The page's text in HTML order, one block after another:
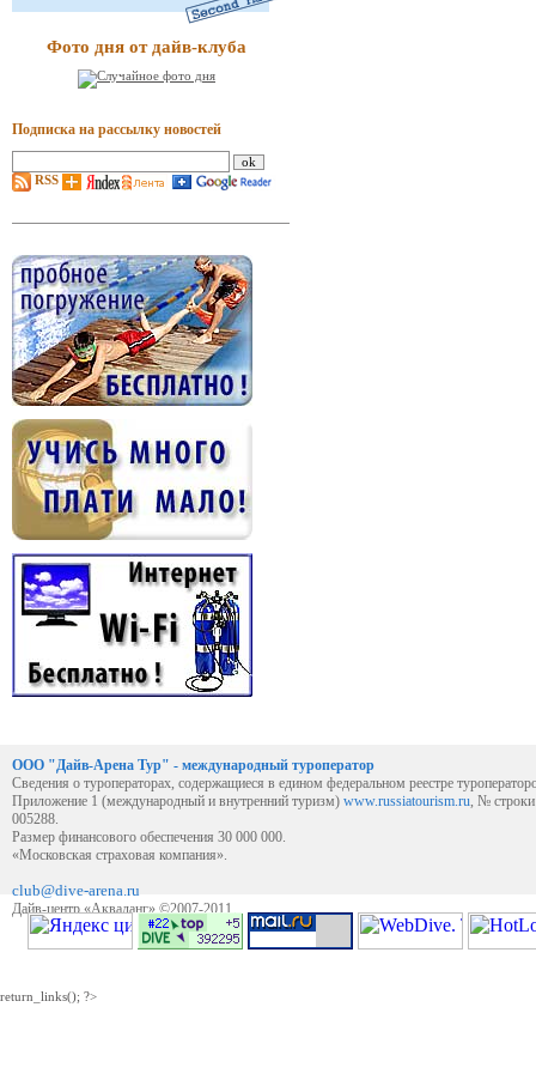
Фото дня от дайв-клуба
Подписка на рассылку новостей
RSS
ООО "Дайв-Арена Тур" - международный туроператор
Сведения о туроператорах, содержащиеся в едином федеральном реестре
Приложение 1 (международный и внутренний туризм) www.russiatourism.ru, №
005288.
Размер финансового обеспечения 30 000 000.
«Московская страховая компания».
club@dive-arena.ru
Дайв-центр «Акваланг» ©2007-2011
return_links(); ?>